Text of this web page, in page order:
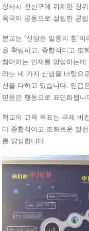
창사시 천신구에 위치한 칭
육국이 공동으로 설립한 공
본교는 “신앙은 일종의 힘”
을 확립하고, 종합적이고 조
참여하는 인재를 양성하는데
라는 네 가지 신념을 바탕으
선을 다하고 있습니다. 믿음
믿음은 행동으로 표면화됩
학교의 교육 목표는 국제 비
다.종합적이고 조화로운 발
를 양성합니다.